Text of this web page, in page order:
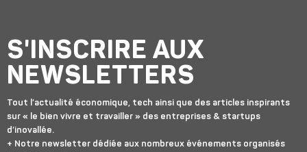
S'INSCRIRE AUX
NEWSLETTERS
Tout l’actualité économique, tech ainsi que des articles inspirants
sur « le bien vivre et travailler » des entreprises & startups
d’inovallée.
+ Notre newsletter dédiée aux nombreux événements organisés